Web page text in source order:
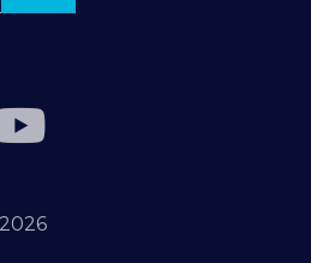
2026